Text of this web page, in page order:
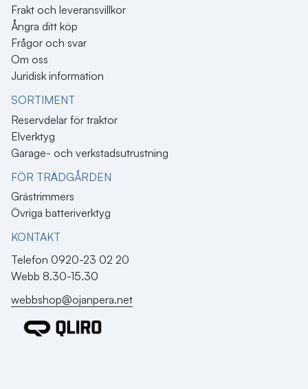
Frakt och leveransvillkor
Ångra ditt köp
Frågor och svar
Om oss
Juridisk information
SORTIMENT
Reservdelar för traktor
Elverktyg
Garage- och verkstadsutrustning
FÖR TRÄDGÅRDEN
Grästrimmers
Övriga batteriverktyg
KONTAKT​
Telefon 0920-23 02 20
Webb 8.30-15.30
webbshop@ojanpera.net